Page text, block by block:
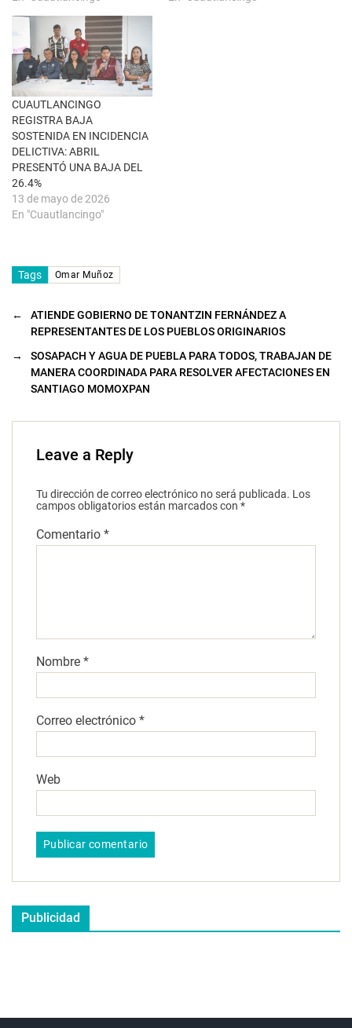
) u
n
a
v
e
n
t
a
n
a
n
u
e
v
a
)
CUAUTLANCINGO
REGISTRA BAJA
SOSTENIDA EN INCIDENCIA
DELICTIVA: ABRIL
PRESENTÓ UNA BAJA DEL
26.4%
13 de mayo de 2026
En "Cuautlancingo"
Tags Omar Muñoz
←
ATIENDE GOBIERNO DE TONANTZIN FERNÁNDEZ A
REPRESENTANTES DE LOS PUEBLOS ORIGINARIOS
→
SOSAPACH Y AGUA DE PUEBLA PARA TODOS, TRABAJAN DE
MANERA COORDINADA PARA RESOLVER AFECTACIONES EN
SANTIAGO MOMOXPAN
Leave a Reply
Tu dirección de correo electrónico no será publicada. Los
campos obligatorios están marcados con *
Comentario *
Nombre *
Correo electrónico *
Web
Publicidad